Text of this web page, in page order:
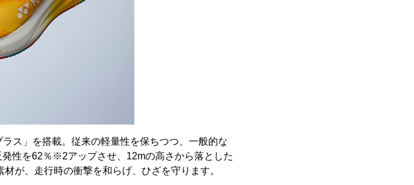
ス」を搭載。従来の軽量性を保ちつつ、一般的な
性を62％※2アップさせ、12mの高さから落とした
が、走行時の衝撃を和らげ、ひざを守ります。